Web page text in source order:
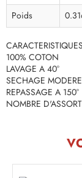
Poids
100% COTON
LAVAGE A 40°
SECHAGE MODERE
REPASSAGE A 150°
NOMBRE